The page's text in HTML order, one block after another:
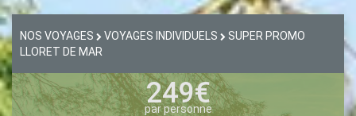
NOS VOYAGES VOYAGES INDIVIDUELS
SUPER PROMO
LLORET DE MAR
249€
par personne